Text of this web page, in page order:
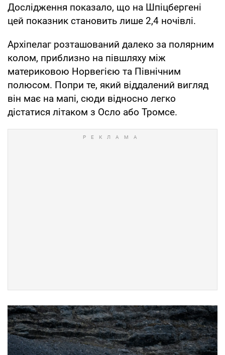
Дослідження показало, що на Шпіцбергені
цей показник становить лише 2,4 ночівлі.
Архіпелаг розташований далеко за полярним
колом, приблизно на півшляху між
материковою Норвегією та Північним
полюсом. Попри те, який віддалений вигляд
він має на мапі, сюди відносно легко
дістатися літаком з Осло або Тромсе.